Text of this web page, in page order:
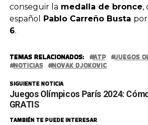
conseguir la medalla de bronce,
español
Pablo Carreño Busta por
6.
TEMAS RELACIONADOS: ATP
JUEGOS
NOTICIAS
NOVAK DJOKOVIC
SIGUIENTE NOTICIA
Juegos Olímpicos París 2024:
GRATIS
TAMBIÉN TE PUEDE INTERESAR